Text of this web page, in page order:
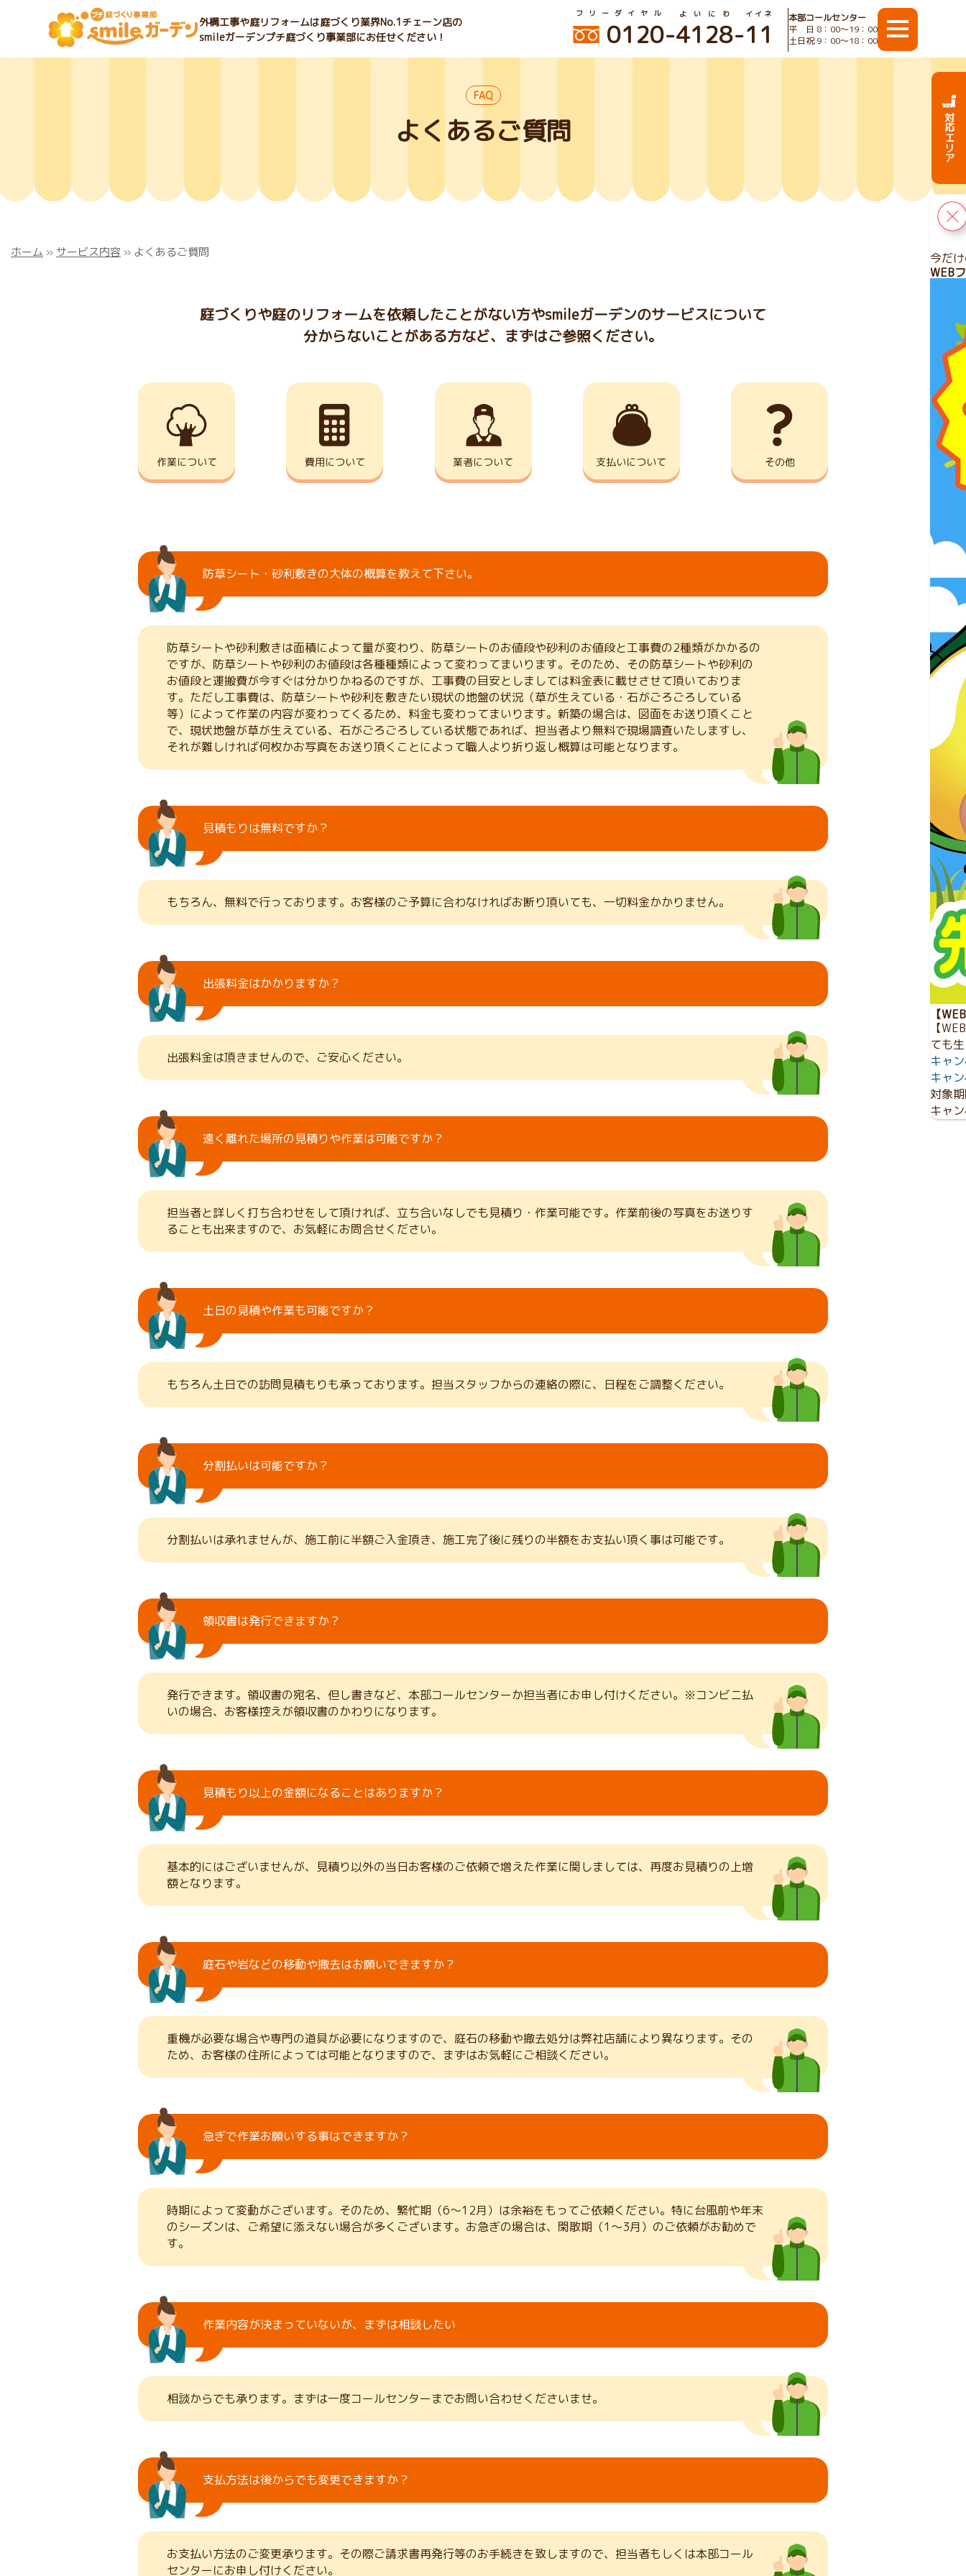
外構工事や庭リフォームは庭づくり業界No.1チェーン店の
smileガーデンプチ庭づくり事業部にお任せください！
0120
フリーダイヤル
-4128
よいにわ
-11
イイネ
本部コールセンター
平 日 8：00〜19：00
土日祝 9：00〜18：00
FAQ
よくあるご質問
ホーム » サービス内容 » よくあるご質問
庭づくりや庭のリフォームを依頼したことがない方やsmileガーデンのサービスについて
分からないことがある方など、まずはご参照ください。
作業について 費用について 業者について 支払いについて その他
防草シート・砂利敷きの大体の概算を教えて下さい。
防草シートや砂利敷きは面積によって量が変わり、防草シートのお値段や砂利のお値段と工事費の2種類がかかるの
ですが、防草シートや砂利のお値段は各種種類によって変わってまいります。そのため、その防草シートや砂利の
お値段と運搬費が今すぐは分かりかねるのですが、工事費の目安としましては料金表に載せさせて頂いておりま
す。ただし工事費は、防草シートや砂利を敷きたい現状の地盤の状況（草が生えている・石がごろごろしている
等）によって作業の内容が変わってくるため、料金も変わってまいります。新築の場合は、図面をお送り頂くこと
で、現状地盤が草が生えている、石がごろごろしている状態であれば、担当者より無料で現場調査いたしますし、
それが難しければ何枚かお写真をお送り頂くことによって職人より折り返し概算は可能となります。
見積もりは無料ですか？
もちろん、無料で行っております。お客様のご予算に合わなければお断り頂いても、一切料金かかりません。
出張料金はかかりますか？
出張料金は頂きませんので、ご安心ください。
遠く離れた場所の見積りや作業は可能ですか？
担当者と詳しく打ち合わせをして頂ければ、立ち合いなしでも見積り・作業可能です。作業前後の写真をお送りす
ることも出来ますので、お気軽にお問合せください。
土日の見積や作業も可能ですか？
もちろん土日での訪問見積もりも承っております。担当スタッフからの連絡の際に、日程をご調整ください。
分割払いは可能ですか？
分割払いは承れませんが、施工前に半額ご入金頂き、施工完了後に残りの半額をお支払い頂く事は可能です。
領収書は発行できますか？
発行できます。領収書の宛名、但し書きなど、本部コールセンターか担当者にお申し付けください。※コンビニ払
いの場合、お客様控えが領収書のかわりになります。
見積もり以上の金額になることはありますか？
基本的にはございませんが、見積り以外の当日お客様のご依頼で増えた作業に関しましては、再度お見積りの上増
額となります。
庭石や岩などの移動や撤去はお願いできますか？
重機が必要な場合や専門の道具が必要になりますので、庭石の移動や撤去処分は弊社店舗により異なります。その
ため、お客様の住所によっては可能となりますので、まずはお気軽にご相談ください。
急ぎで作業お願いする事はできますか？
時期によって変動がございます。そのため、繁忙期（6～12月）は余裕をもってご依頼ください。特に台風前や年末
のシーズンは、ご希望に添えない場合が多くございます。お急ぎの場合は、閑散期（1～3月）のご依頼がお勧めで
す。
作業内容が決まっていないが、まずは相談したい
相談からでも承ります。まずは一度コールセンターまでお問い合わせくださいませ。
支払方法は後からでも変更できますか？
お支払い方法のご変更承ります。その際ご請求書再発行等のお手続きを致しますので、担当者もしくは本部コール
センターにお申し付けください。
対応エリア
今だ
WEB
【
【
ても
キャ
キャ
対象
キャ